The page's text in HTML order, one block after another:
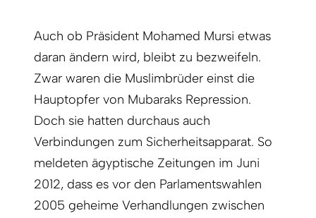
Auch ob Präsident Mohamed Mursi etwas
daran ändern wird, bleibt zu bezweifeln.
Zwar waren die Muslimbrüder einst die
Hauptopfer von Mubaraks Repression.
Doch sie hatten durchaus auch
Verbindungen zum Sicherheitsapparat. So
meldeten ägyptische Zeitungen im Juni
2012, dass es vor den Parlamentswahlen
2005 geheime Verhandlungen zwischen